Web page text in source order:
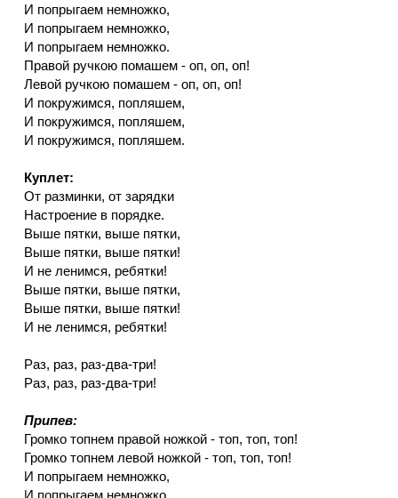
И попрыгаем немножко,
И попрыгаем немножко,
И попрыгаем немножко.
Правой ручкою помашем - оп, оп, оп!
Левой ручкою помашем - оп, оп, оп!
И покружимся, попляшем,
И покружимся, попляшем,
И покружимся, попляшем.
Куплет:
От разминки, от зарядки
Настроение в порядке.
Выше пятки, выше пятки,
Выше пятки, выше пятки!
И не ленимся, ребятки!
Выше пятки, выше пятки,
Выше пятки, выше пятки!
И не ленимся, ребятки!
Раз, раз, раз-два-три!
Раз, раз, раз-два-три!
Припев:
Громко топнем правой ножкой - топ, топ, топ!
Громко топнем левой ножкой - топ, топ, топ!
И попрыгаем немножко,